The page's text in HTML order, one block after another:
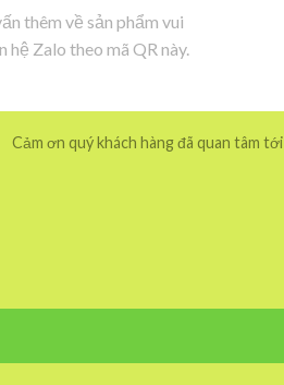
thêm về sản phẩm vui
hệ Zalo theo mã QR này.
Cảm ơn quý khách hàng đã quan tâm